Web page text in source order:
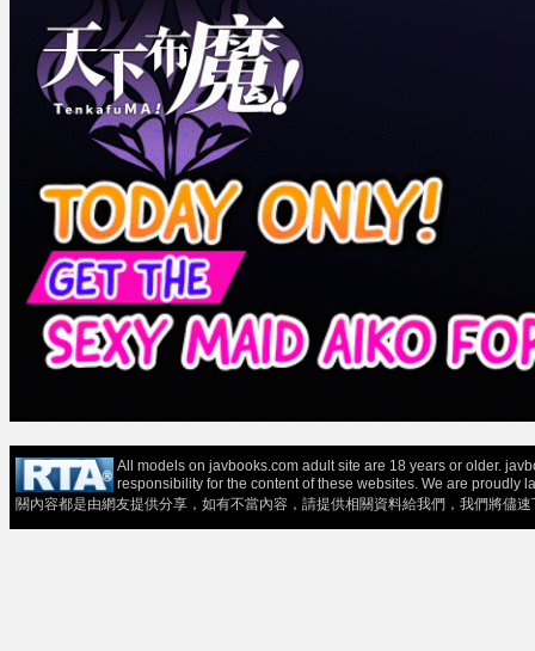
All models on javbooks.com adult site are 18 years or older.
responsibility for the content of these websites. We are proudly
關內容都是由網友提供分享，如有不當內容，請提供相關資料給我們，我們將儘速